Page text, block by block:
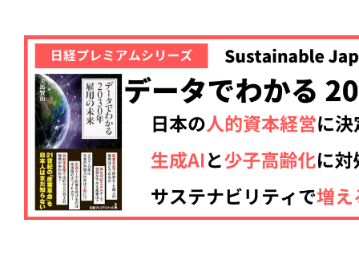
記事をお気に入りに
ログインが必